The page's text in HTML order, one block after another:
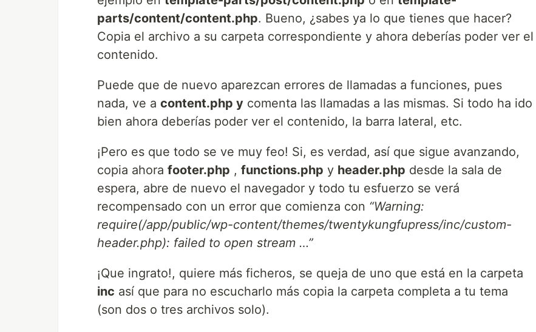
parts/content/content.php. Bueno, ¿sabes ya lo que tienes que hacer?
Copia el archivo a su carpeta correspondiente y ahora deberías poder ver el
contenido.
Puede que de nuevo aparezcan errores de llamadas a funciones, pues
nada, ve a content.php y comenta las llamadas a las mismas. Si todo ha ido
bien ahora deberías poder ver el contenido, la barra lateral, etc.
¡Pero es que todo se ve muy feo! Si, es verdad, así que sigue avanzando,
copia ahora footer.php , functions.php y header.php desde la sala de
espera, abre de nuevo el navegador y todo tu esfuerzo se verá
recompensado con un error que comienza con “Warning:
require(/app/public/wp-content/themes/twentykungfupress/inc/custom-
header.php): failed to open stream …”
¡Que ingrato!, quiere más ficheros, se queja de uno que está en la carpeta
inc así que para no escucharlo más copia la carpeta completa a tu tema
(son dos o tres archivos solo).